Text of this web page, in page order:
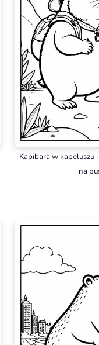
Kapibara w kapeluszu
na